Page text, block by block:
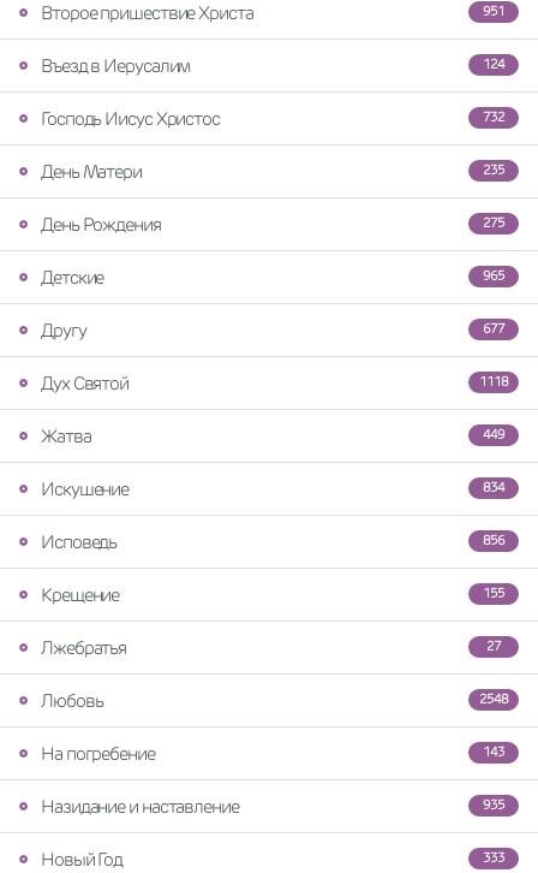
951
Второе пришествие Христа
124
Въезд в Иерусалим
732
Господь Иисус Христос
235
День Матери
275
День Рождения
965
Детские
677
Другу
1118
Дух Святой
449
Жатва
834
Искушение
856
Исповедь
155
Крещение
27
Лжебратья
2548
Любовь
143
На погребение
935
Назидание и наставление
333
Новый Год